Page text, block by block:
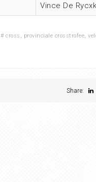
Vince De
# cross , provinciale crosstrofee,
Share: